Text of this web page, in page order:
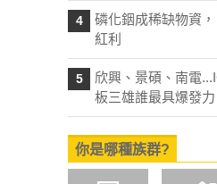
4
磷化銦成稀缺物資
紅利
5
欣興、景碩、南電
板三雄誰最具爆發力
你是哪種族群?